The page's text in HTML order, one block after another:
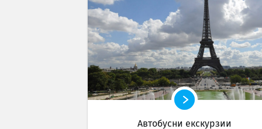
Автобусни екскурзии